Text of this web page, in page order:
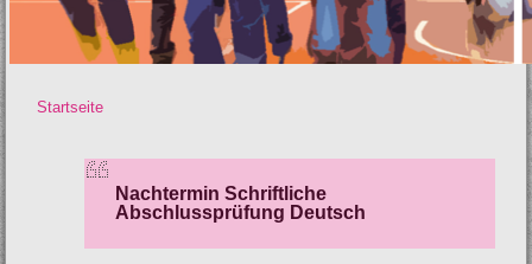
Startseite
Nachtermin Schriftliche
Abschlussprüfung Deutsch